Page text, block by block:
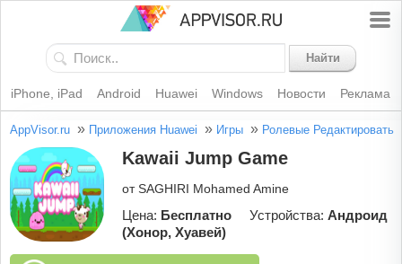
Найти
iPhone, iPad Android Huawei Windows Новости Реклама
AppVisor.ru » Приложения Huawei » Игры » Ролевые Редактировать
Kawaii Jump Game
от SAGHIRI Mohamed Amine
Цена: Бесплатно Устройства: Андроид
(Хонор, Хуавей)